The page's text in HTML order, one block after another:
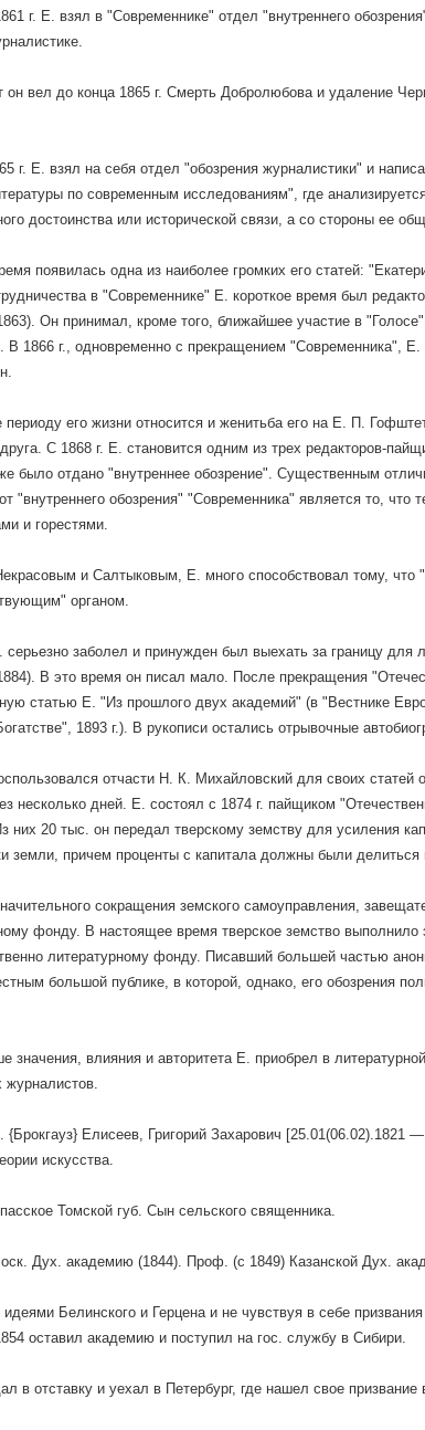
г. Е. взял в "Современнике" отдел "внутреннего
он вел до конца 1865 г. Смерть Добролюбова и удаление
г. Е. взял на себя отдел "обозрения журналистики" и
по современным исследованиям", где
достоинства или исторической связи, а со стороны ее
появилась одна из наиболее громких его статей:
в "Современнике" Е. короткое время был
Он принимал, кроме того, ближайшее участие в
В 1866 г., одновременно с прекращением "Современника",
периоду его жизни относится и женитьба его на Е. П.
С 1868 г. Е. становится одним из трех редакторов-
было отдано "внутреннее обозрение". Существенным
"внутреннего обозрения" "Современника" является то, что
и горестями.
и Салтыковым, Е. много способствовал тому, что
органом.
серьезно заболел и принужден был выехать за границу
В это время он писал мало. После прекращения
статью Е. "Из прошлого двух академий" (в "Вестнике
1893 г.). В рукописи остались отрывочные
отчасти Н. К. Михайловский для своих статей
несколько дней. Е. состоял с 1874 г. пайщиком
них 20 тыс. он передал тверскому земству для усиления
земли, причем проценты с капитала должны были
сокращения земского самоуправления,
фонду. В настоящее время тверское земство
литературному фонду. Писавший большей частью
большой публике, в которой, однако, его обозрения
значения, влияния и авторитета Е. приобрел в
журналистов.
Елисеев, Григорий Захарович [25.01(06.02).1821
искусства.
Томской губ. Сын сельского священника.
Дух. академию (1844). Проф. (с 1849) Казанской Дух.
Белинского и Герцена и не чувствуя в себе
оставил академию и поступил на гос. службу в Сибири.
в отставку и уехал в Петербург, где нашел свое призвание